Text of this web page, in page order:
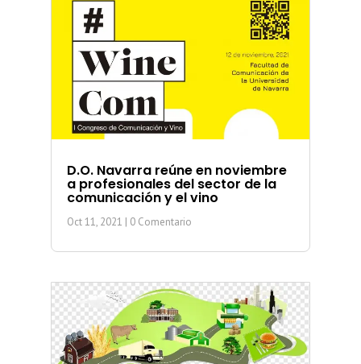
D.O. Navarra reúne en noviembre
a profesionales del sector de la
comunicación y el vino
Oct 11, 2021 | 0 Comentario